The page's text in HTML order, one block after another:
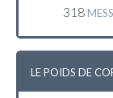
318
LE POIDS DE